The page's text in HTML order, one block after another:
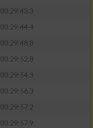
00:29:43.3
00:29:44.4
00:29:48.8
00:29:52.8
00:29:54.3
00:29:56.3
00:29:57.2
00:29:57.9